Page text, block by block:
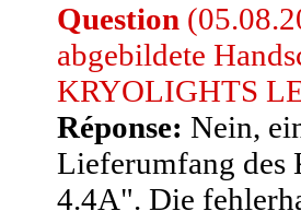
Question
abgebildete
KRYOLIGHTS
Réponse: Nein,
Lieferumfang
4.4A". Die